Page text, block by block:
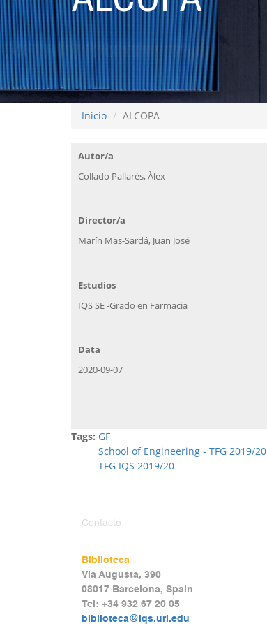
Inicio ALCOPA
Autor/a
Collado Pallarès, Àlex
Director/a
Marín Mas-Sardá, Juan José
Estudios
IQS SE -Grado en Farmacia
Data
2020-09-07
Tags: GF
School of Engineering - TFG 2019/20
TFG IQS 2019/20
Contacto
Biblioteca
Via Augusta, 390
08017 Barcelona, Spain
Tel: +34 932 67 20 05
biblioteca@iqs.url.edu